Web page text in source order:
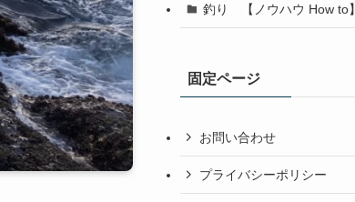
釣り 【ノウハウ How to】
固定ページ
お問い合わせ
プライバシーポリシー